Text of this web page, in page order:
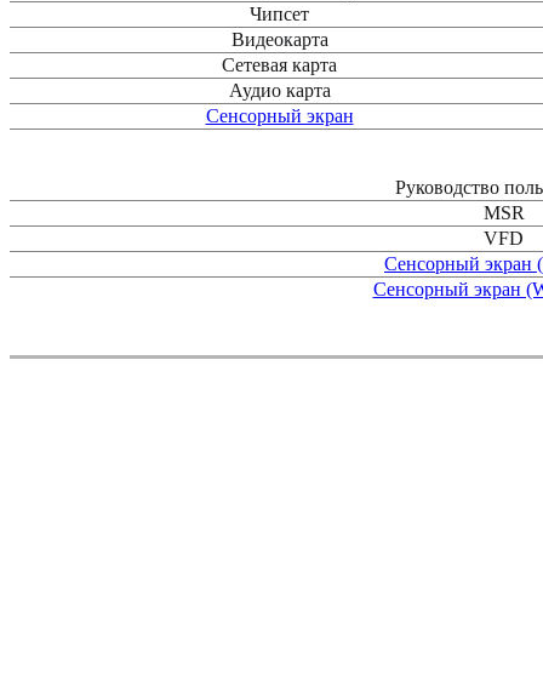
Чипсет
Видеокарта
Сетевая карта
Аудио карта
Сенсорный экран
Руководство
MSR
VFD
Сенсорный экран
Сенсорный экран